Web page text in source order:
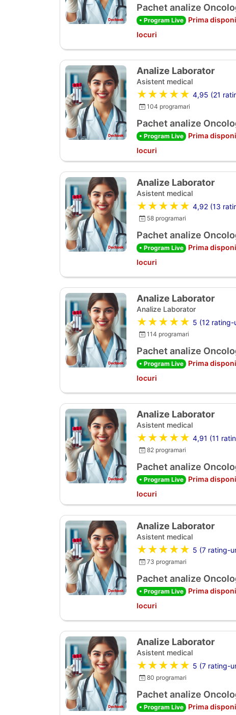
Pachet analize
• Program Live Prima
locuri
Analize Laborator
Asistent medical
★★★★★ 4,95 (21
104 programari
Pachet analize
• Program Live Prima
locuri
Analize Laborator
Asistent medical
★★★★★ 4,92 (13
58 programari
Pachet analize
• Program Live Prima
locuri
Analize Laborator
Analize Laborator
★★★★★ 5 (12 rating-
114 programari
Pachet analize
• Program Live Prima
locuri
Analize Laborator
Asistent medical
★★★★★ 4,91 (11
82 programari
Pachet analize
• Program Live Prima
locuri
Analize Laborator
Asistent medical
★★★★★ 5 (7 rating-
73 programari
Pachet analize
• Program Live Prima
locuri
Analize Laborator
Asistent medical
★★★★★ 5 (7 rating-
80 programari
Pachet analize
• Program Live Prima